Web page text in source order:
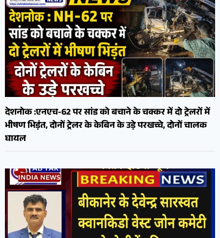
देशनोक :एनएच-62 पर सांड को बचाने के चक्कर में दो ट्रेलरों में
भीषण भिड़ंत, दोनों ट्रेलर के केबिन के उड़े परखच्चे, दोनों चालक
घायल